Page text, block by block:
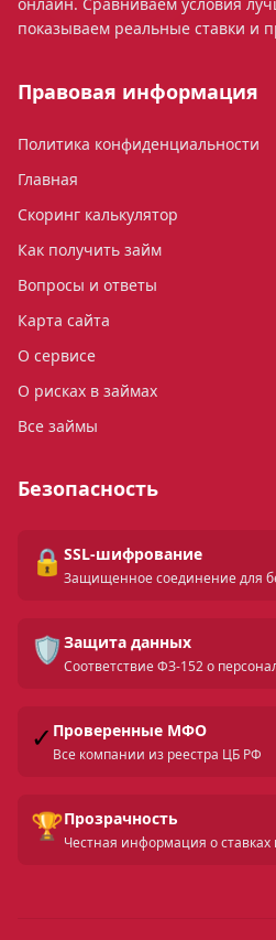
показываем реальные ставки и
Правовая информация
Политика конфиденциальности
Главная
Скоринг калькулятор
Как получить займ
Вопросы и ответы
Карта сайта
О сервисе
О рисках в займах
Все займы
Безопасность
🔒 SSL-шифрование
Защищенное соединение для
🛡️ Защита данных
Соответствие ФЗ-152 о
✓ Проверенные МФО
Все компании из реестра ЦБ РФ
🏆Прозрачность
Честная информация о ставках